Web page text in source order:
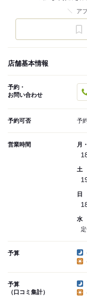
ア
店舗基本情報
予約・
お問い合わせ
予約可否 予
営業時間 月
土
日
水
予算
予算
（口コミ集計）